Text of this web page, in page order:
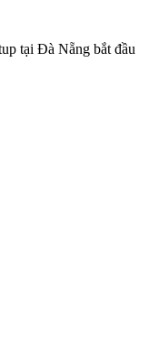
tại Đà Nẵng bắt đầu